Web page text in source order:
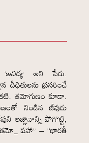
అని పేరు.
ప్రసరించే
తమోగుణం కూడా.
నిండిన జీవుడు
అజ్ఞానాన్ని పోగొట్టి,
‘తమో_ పహా” – “భారతీ